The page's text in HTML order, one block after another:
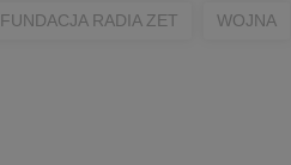
FUNDACJA RADIA ZET WOJNA